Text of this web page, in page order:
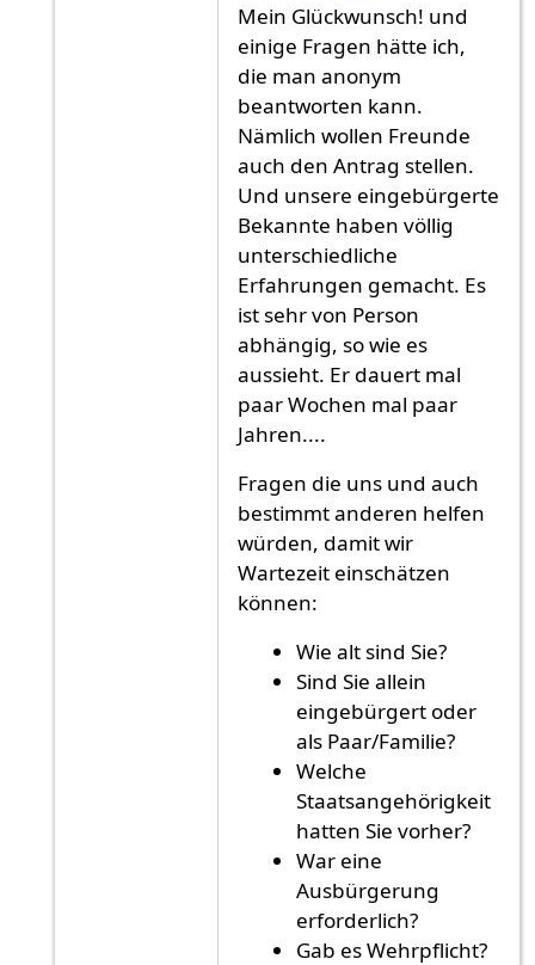
Mein Glückwunsch! und
einige Fragen hätte ich,
die man anonym
beantworten kann.
Nämlich wollen Freunde
auch den Antrag stellen.
Und unsere eingebürgerte
Bekannte haben völlig
unterschiedliche
Erfahrungen gemacht. Es
ist sehr von Person
abhängig, so wie es
aussieht. Er dauert mal
paar Wochen mal paar
Jahren....
Fragen die uns und auch
bestimmt anderen helfen
würden, damit wir
Wartezeit einschätzen
können:
Wie alt sind Sie?
Sind Sie allein
eingebürgert oder
als Paar/Familie?
Welche
Staatsangehörigkeit
hatten Sie vorher?
War eine
Ausbürgerung
erforderlich?
Gab es Wehrpflicht?